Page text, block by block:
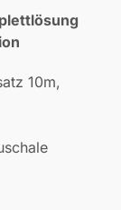
10m,